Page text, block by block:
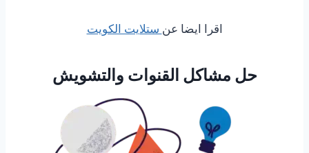
اقرا ايضا عنستلايت الكويت
حل مشاكل القنوات والتشويش